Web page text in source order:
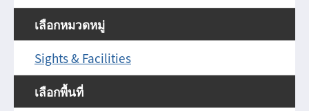
เลือกหมวดหมู่
Sights & Facilities
เลือกพื้นที่